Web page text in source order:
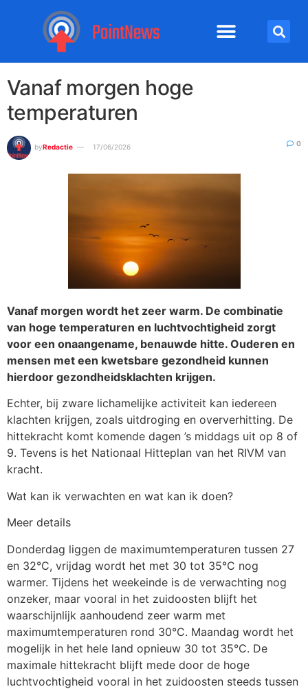
Vanaf morgen hoge
temperaturen
byRedactie 17/06/2026 0
Vanaf morgen wordt het zeer warm. De combinatie
van hoge temperaturen en luchtvochtigheid zorgt
voor een onaangename, benauwde hitte. Ouderen en
mensen met een kwetsbare gezondheid kunnen
hierdoor gezondheidsklachten krijgen.
Echter, bij zware lichamelijke activiteit kan iedereen
klachten krijgen, zoals uitdroging en oververhitting. De
hittekracht komt komende dagen ’s middags uit op 8 of
9. Tevens is het Nationaal Hitteplan van het RIVM van
kracht.
Wat kan ik verwachten en wat kan ik doen?
Meer details
Donderdag liggen de maximumtemperaturen tussen 27
en 32°C, vrijdag wordt het met 30 tot 35°C nog
warmer. Tijdens het weekeinde is de verwachting nog
onzeker, maar vooral in het zuidoosten blijft het
waarschijnlijk aanhoudend zeer warm met
maximumtemperaturen rond 30°C. Maandag wordt het
mogelijk in het hele land opnieuw 30 tot 35°C. De
maximale hittekracht blijft mede door de hoge
luchtvochtigheid vooral in het zuidoosten steeds tussen